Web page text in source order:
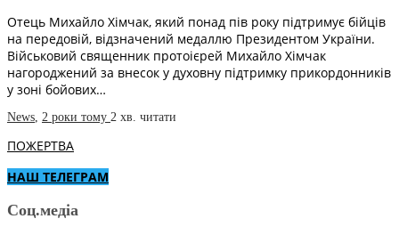
Отець Михайло Хімчак, який понад пів року підтримує бійців
на передовій, відзначений медаллю Президентом України.
Військовий священник протоієрей Михайло Хімчак
нагороджений за внесок у духовну підтримку прикордонників
у зоні бойових…
News, 2 роки тому 2 хв. читати
ПОЖЕРТВА
НАШ ТЕЛЕГРАМ
Соц.медіа